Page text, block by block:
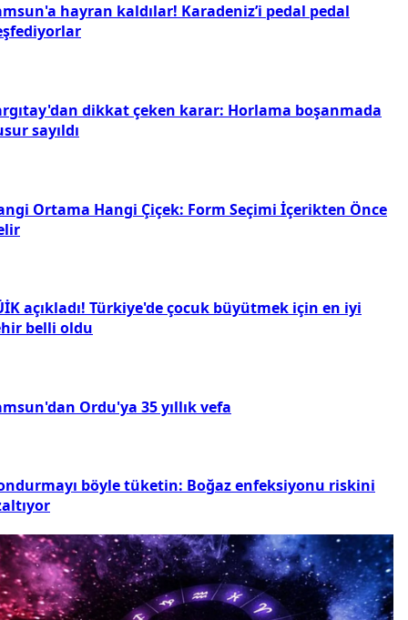
hayran kaldılar! Karadeniz’i pedal pedal
dikkat çeken karar: Horlama boşanmada
sayıldı
Ortama Hangi Çiçek: Form Seçimi İçerikten Önce
açıkladı! Türkiye'de çocuk büyütmek için en iyi
belli oldu
Ordu'ya 35 yıllık vefa
böyle tüketin: Boğaz enfeksiyonu riskini